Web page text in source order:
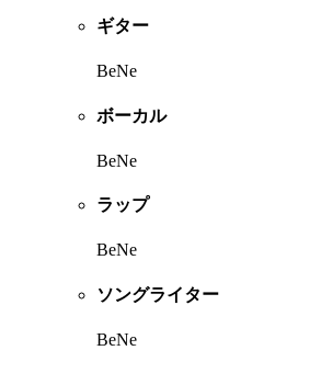
ギター
BeNe
ボーカル
BeNe
ラップ
BeNe
ソングライター
BeNe